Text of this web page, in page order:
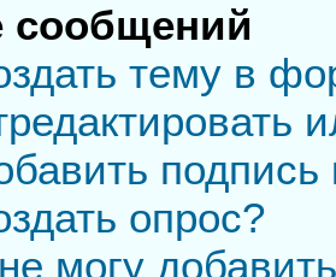
сообщений
тему в
опрос?
могу